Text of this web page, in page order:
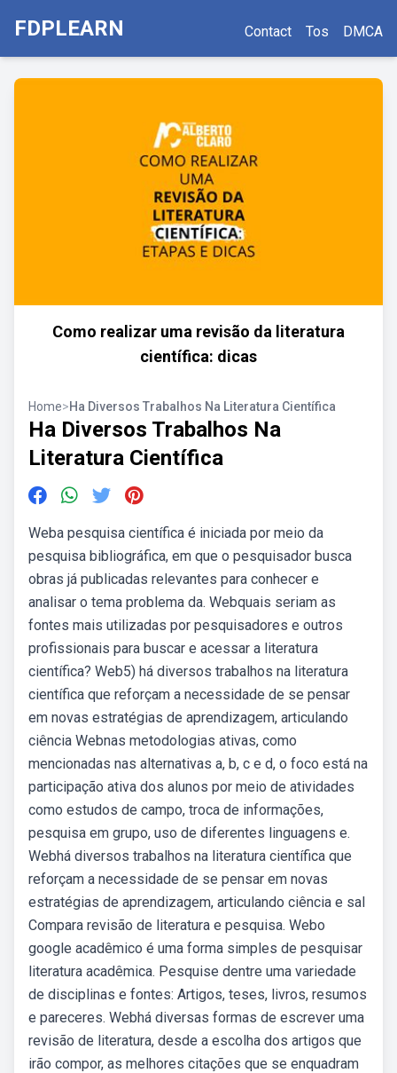
FDPLEARN Contact Tos DMCA
Como realizar uma revisão da literatura
científica: dicas
Home>Ha Diversos Trabalhos Na Literatura Científica
Ha Diversos Trabalhos Na
Literatura Científica
Weba pesquisa científica é iniciada por meio da
pesquisa bibliográfica, em que o pesquisador busca
obras já publicadas relevantes para conhecer e
analisar o tema problema da. Webquais seriam as
fontes mais utilizadas por pesquisadores e outros
profissionais para buscar e acessar a literatura
científica? Web5) há diversos trabalhos na literatura
científica que reforçam a necessidade de se pensar
em novas estratégias de aprendizagem, articulando
ciência Webnas metodologias ativas, como
mencionadas nas alternativas a, b, c e d, o foco está na
participação ativa dos alunos por meio de atividades
como estudos de campo, troca de informações,
pesquisa em grupo, uso de diferentes linguagens e.
Webhá diversos trabalhos na literatura científica que
reforçam a necessidade de se pensar em novas
estratégias de aprendizagem, articulando ciência e sal
Compara revisão de literatura e pesquisa. Webo
google acadêmico é uma forma simples de pesquisar
literatura acadêmica. Pesquise dentre uma variedade
de disciplinas e fontes: Artigos, teses, livros, resumos
e pareceres. Webhá diversas formas de escrever uma
revisão de literatura, desde a escolha dos artigos que
irão compor, as melhores citações que se enquadram